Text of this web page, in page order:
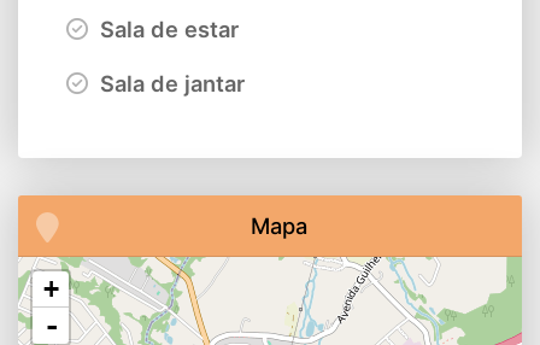
Sala de estar
Sala de jantar
Mapa
+
-